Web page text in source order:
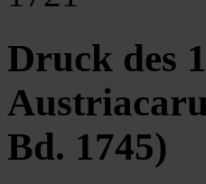
Druck des
Bd. 1745)